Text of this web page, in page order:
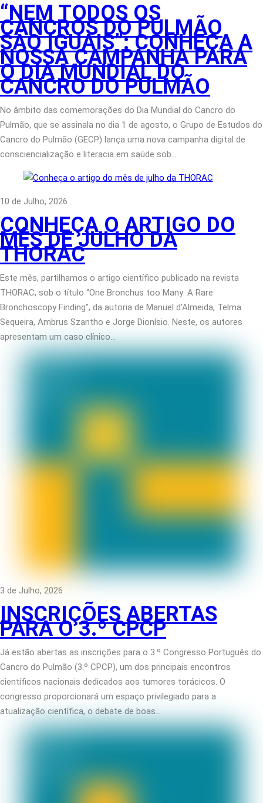
“NEM TODOS OS
CANCROS DO PULMÃO
SÃO IGUAIS”: CONHEÇA A
NOSSA CAMPANHA PARA
O DIA MUNDIAL DO
CANCRO DO PULMÃO
No âmbito das comemorações do Dia Mundial do Cancro do
Pulmão, que se assinala no dia 1 de agosto, o Grupo de Estudos do
Cancro do Pulmão (GECP) lança uma nova campanha digital de
consciencialização e literacia em saúde sob…
10 de Julho, 2026
CONHEÇA O ARTIGO DO
MÊS DE JULHO DA
THORAC
Este mês, partilhamos o artigo científico publicado na revista
THORAC, sob o título “One Bronchus too Many: A Rare
Bronchoscopy Finding”, da autoria de Manuel d’Almeida, Telma
Sequeira, Ambrus Szantho e Jorge Dionísio. Neste, os autores
apresentam um caso clínico…
3 de Julho, 2026
INSCRIÇÕES ABERTAS
PARA O 3.º CPCP
Já estão abertas as inscrições para o 3.º Congresso Português do
Cancro do Pulmão (3.º CPCP), um dos principais encontros
científicos nacionais dedicados aos tumores torácicos. O
congresso proporcionará um espaço privilegiado para a
atualização científica, o debate de boas…